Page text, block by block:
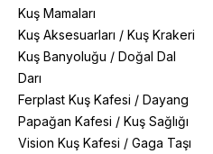
Kuş Mamaları
Kuş Aksesuarları / Kuş Krakeri
Kuş Banyoluğu / Doğal Dal
Darı
Ferplast Kuş Kafesi / Dayang
Papağan Kafesi / Kuş Sağlığı
Vision Kuş Kafesi / Gaga Taşı